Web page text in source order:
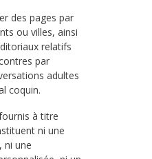
des pages par
ou villes, ainsi
relatifs
par
adultes
coquin.
à titre
ni une
ni une